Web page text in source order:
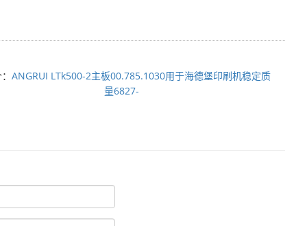
ANGRUI LTk500-2主板00.785.1030用于海德堡印刷机稳定质
量6827-